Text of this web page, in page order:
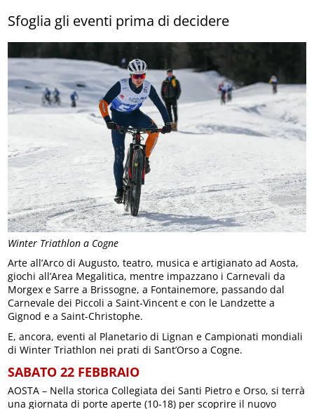
Winter Triathlon a Cogne
Sfoglia gli eventi prima di decidere
Arte all’Arco di Augusto, teatro, musica e artigianato ad Aosta,
giochi all’Area Megalitica, mentre impazzano i Carnevali da
Morgex e Sarre a Brissogne, a Fontainemore, passando dal
Carnevale dei Piccoli a Saint-Vincent e con le Landzette a
Gignod e a Saint-Christophe.
E, ancora, eventi al Planetario di Lignan e Campionati mondiali
di Winter Triathlon nei prati di Sant’Orso a Cogne.
SABATO 22 FEBBRAIO
AOSTA – Nella storica Collegiata dei Santi Pietro e Orso, si terrà
una giornata di porte aperte (10-18) per scoprire il nuovo